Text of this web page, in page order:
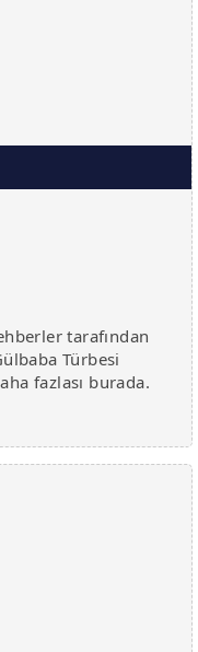
tarafından
Türbesi
fazlası burada.